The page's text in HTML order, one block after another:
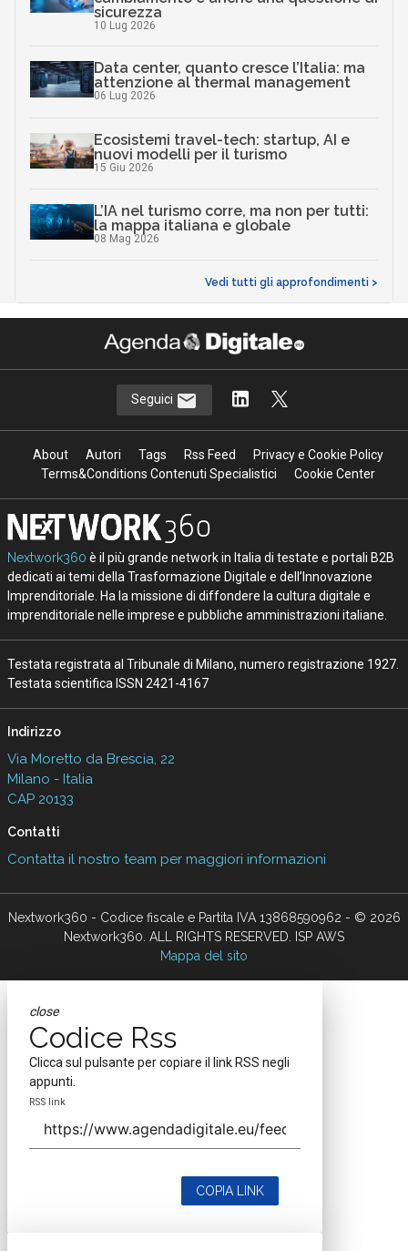
sicurezza
10 Lug 2026
Data center, quanto cresce l’Italia: ma
attenzione al thermal management
06 Lug 2026
Ecosistemi travel-tech: startup, AI e
nuovi modelli per il turismo
15 Giu 2026
L’IA nel turismo corre, ma non per tutti:
la mappa italiana e globale
08 Mag 2026
Vedi tutti gli approfondimenti >
Seguici
About Autori Tags Rss Feed
Privacy e Cookie Policy
Terms&Conditions Contenuti Specialistici
Cookie Center
Nextwork360 è il più grande network in Italia di testate e portali B2B
dedicati ai temi della Trasformazione Digitale e dell’Innovazione
Imprenditoriale. Ha la missione di diffondere la cultura digitale e
imprenditoriale nelle imprese e pubbliche amministrazioni italiane.
Testata registrata al Tribunale di Milano, numero registrazione 1927.
Testata scientifica ISSN 2421-4167
Indirizzo
Via Moretto da Brescia, 22
Milano - Italia
CAP 20133
Contatti
Contatta il nostro team per maggiori informazioni
Nextwork360 - Codice fiscale e Partita IVA 13868590962 - © 2026
Nextwork360. ALL RIGHTS RESERVED. ISP AWS
Mappa del sito
close
Codice Rss
Clicca sul pulsante per copiare il link RSS negli
appunti.
RSS link
COPIA LINK